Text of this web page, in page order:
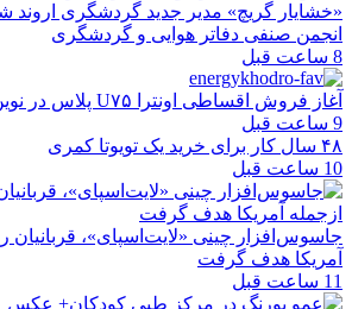
«خشایار گریچ» مدیر جدید گردشگری
انجمن صنفی دفاتر هوایی و گردشگری
8 ساعت قبل
آغاز فروش اقساطی اونترا U۷۵ پلاس در نوین خودرو
9 ساعت قبل
۴۸ سال کار برای خرید یک تویوتا کمری
10 ساعت قبل
آمریکا هدف گرفت
11 ساعت قبل